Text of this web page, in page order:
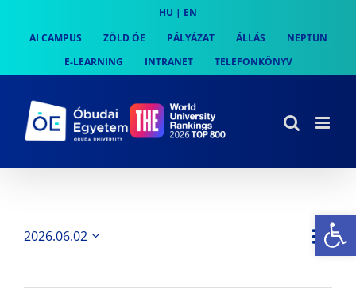
content
HU | EN
AI CAMPUS
ZÖLD ÓE PÁLYÁZAT ÁLLÁS
NEPTUN
E-LEARNING
INTRANET TELEFONKÖNYV
Nap
2026.06.02